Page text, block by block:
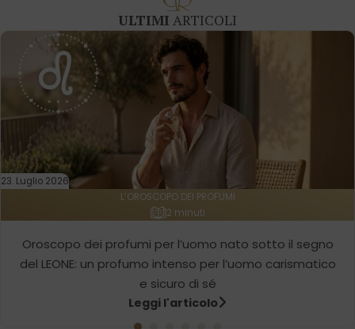
ULTIMI ARTICOLI
23. Luglio 2026
L’OROSCOPO DEI PROFUMI
2 minuti
Oroscopo dei profumi per l’uomo nato sotto il segno
del LEONE: un profumo intenso per l’uomo carismatico
e sicuro di sé
Leggi l'articolo